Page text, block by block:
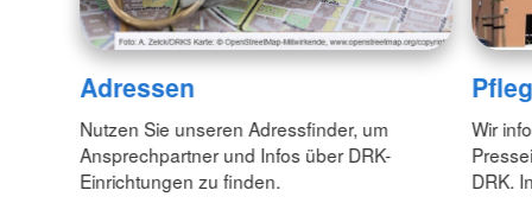
Adressen
Nutzen Sie unseren Adressfinder, um
Ansprechpartner und Infos über DRK-
Einrichtungen zu finden.
Wir
DRK.